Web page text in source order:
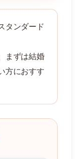
タンダード
まずは結婚
方におすす